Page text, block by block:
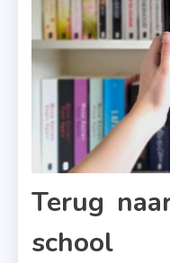
Terug
school